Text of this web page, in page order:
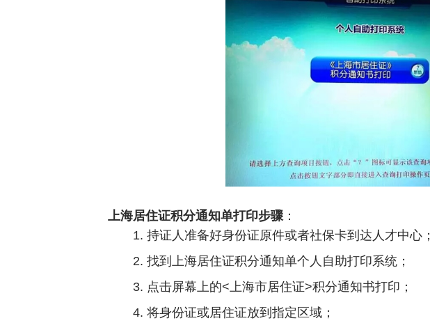
上海居住证积分通知单打印步骤：
1. 持证人准备好身份证原件或者社保卡到达人才中心；
2. 找到上海居住证积分通知单个人自助打印系统；
3. 点击屏幕上的<上海市居住证>积分通知书打印；
4. 将身份证或居住证放到指定区域；